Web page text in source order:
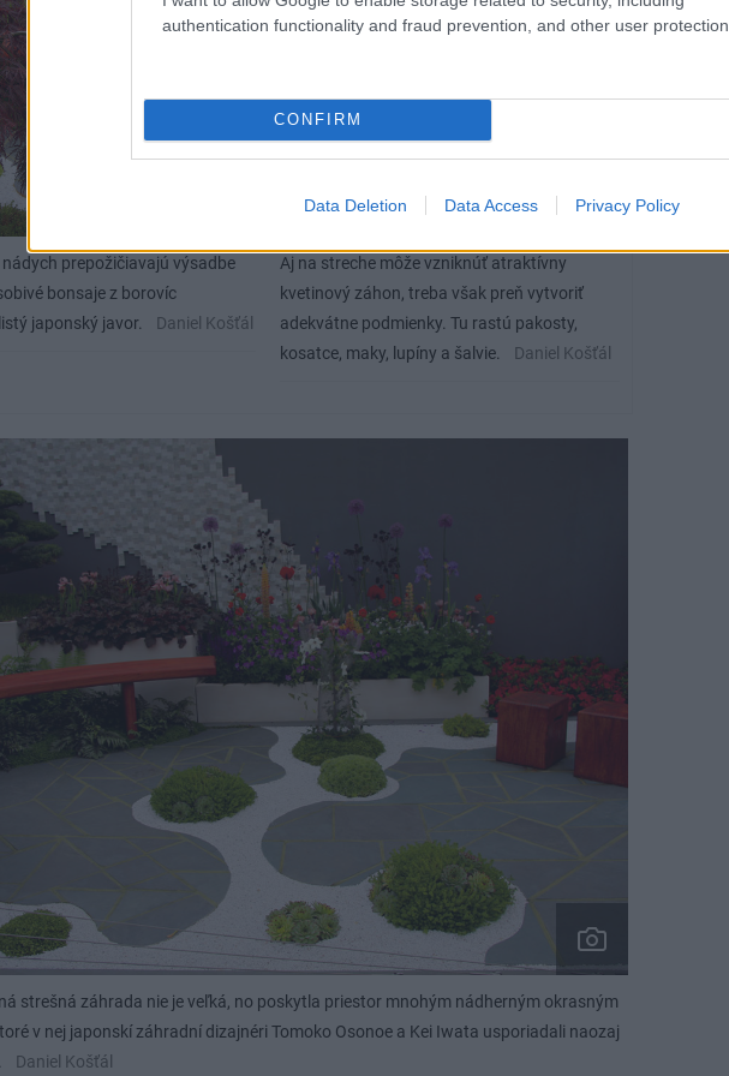
authentication functionality and fraud prevention, and other user protection.
CONFIRM
Data Deletion Data Access Privacy Policy
prepožičiavajú výsadbe
bonsaje z borovíc
japonský javor.
Daniel Košťál
Aj na streche môže vzniknúť atraktívny
kvetinový záhon, treba však preň vytvoriť
adekvátne podmienky. Tu rastú pakosty,
kosatce, maky, lupíny a šalvie.
Daniel Košťál
strešná záhrada nie je veľká, no poskytla priestor mnohým nádherným okrasným
v nej japonskí záhradní dizajnéri Tomoko Osonoe a Kei Iwata usporiadali naozaj
Daniel Košťál